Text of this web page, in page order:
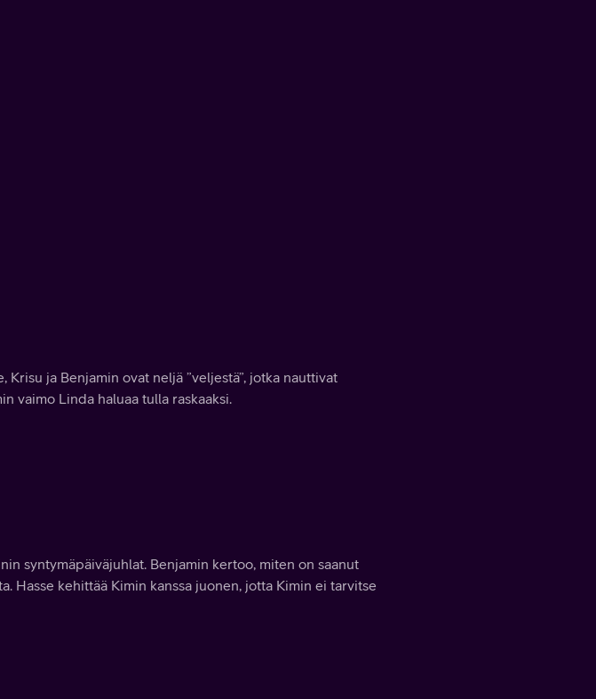
Krisu ja Benjamin ovat neljä ”veljestä”, jotka nauttivat
vaimo Linda haluaa tulla raskaaksi.
syntymäpäiväjuhlat. Benjamin kertoo, miten on saanut
Hasse kehittää Kimin kanssa juonen, jotta Kimin ei tarvitse